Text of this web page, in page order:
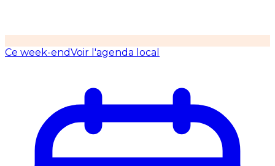
Ce week-endVoir l'agenda local